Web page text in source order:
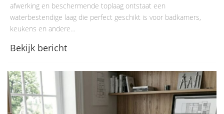
afwerking en beschermende toplaag ontstaat een
waterbestendige laag die perfect geschikt is voor badkamers,
keukens en andere…
Bekijk bericht